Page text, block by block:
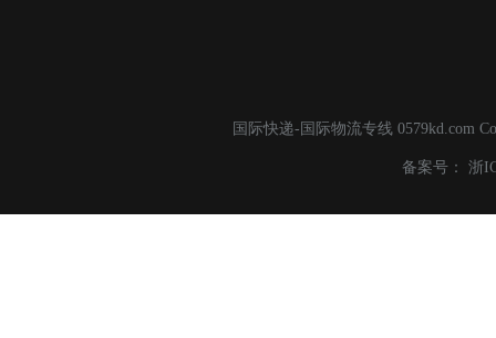
国际快递-国际物流专线 0579kd.com
备案号： 浙